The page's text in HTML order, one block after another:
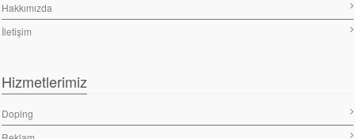
Hakkımızda
İletişim
Hizmetlerimiz
Doping